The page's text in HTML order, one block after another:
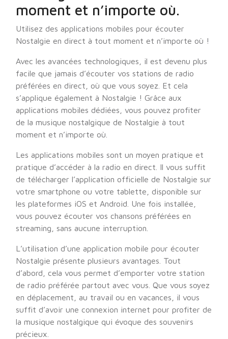
moment et n’importe où.
Utilisez des applications mobiles pour écouter
Nostalgie en direct à tout moment et n’importe où !
Avec les avancées technologiques, il est devenu plus
facile que jamais d’écouter vos stations de radio
préférées en direct, où que vous soyez. Et cela
s’applique également à Nostalgie ! Grâce aux
applications mobiles dédiées, vous pouvez profiter
de la musique nostalgique de Nostalgie à tout
moment et n’importe où.
Les applications mobiles sont un moyen pratique et
pratique d’accéder à la radio en direct. Il vous suffit
de télécharger l’application officielle de Nostalgie sur
votre smartphone ou votre tablette, disponible sur
les plateformes iOS et Android. Une fois installée,
vous pouvez écouter vos chansons préférées en
streaming, sans aucune interruption.
L’utilisation d’une application mobile pour écouter
Nostalgie présente plusieurs avantages. Tout
d’abord, cela vous permet d’emporter votre station
de radio préférée partout avec vous. Que vous soyez
en déplacement, au travail ou en vacances, il vous
suffit d’avoir une connexion internet pour profiter de
la musique nostalgique qui évoque des souvenirs
précieux.